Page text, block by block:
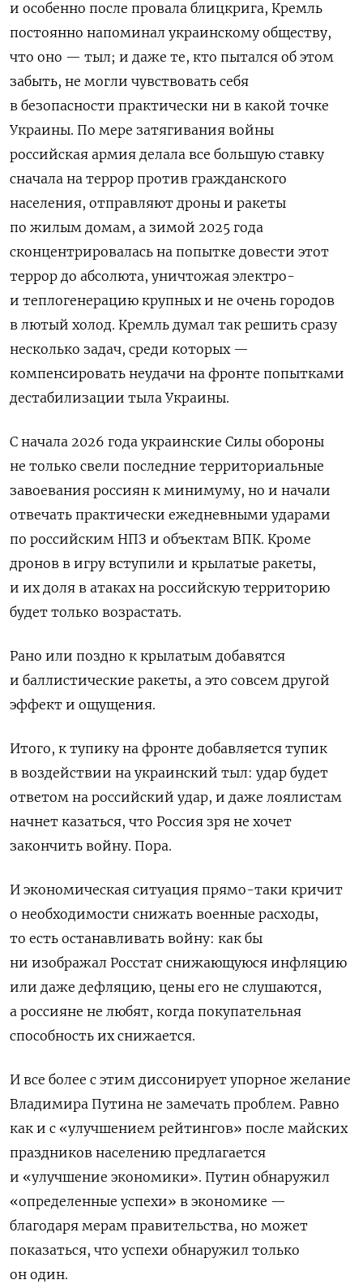
и особенно после провала блицкрига, Кремль
постоянно напоминал украинскому обществу,
что оно — тыл; и даже те, кто пытался об этом
забыть, не могли чувствовать себя
в безопасности практически ни в какой точке
Украины. По мере затягивания войны
российская армия делала все большую ставку
сначала на террор против гражданского
населения, отправляют дроны и ракеты
по жилым домам, а зимой 2025 года
сконцентрировалась на попытке довести этот
террор до абсолюта, уничтожая электро-
и теплогенерацию крупных и не очень городов
в лютый холод. Кремль думал так решить сразу
несколько задач, среди которых —
компенсировать неудачи на фронте попытками
дестабилизации тыла Украины.
С начала 2026 года украинские Силы обороны
не только свели последние территориальные
завоевания россиян к минимуму, но и начали
отвечать практически ежедневными ударами
по российским НПЗ и объектам ВПК. Кроме
дронов в игру вступили и крылатые ракеты,
и их доля в атаках на российскую территорию
будет только возрастать.
Рано или поздно к крылатым добавятся
и баллистические ракеты, а это совсем другой
эффект и ощущения.
Итого, к тупику на фронте добавляется тупик
в воздействии на украинский тыл: удар будет
ответом на российский удар, и даже лоялистам
начнет казаться, что Россия зря не хочет
закончить войну. Пора.
И экономическая ситуация прямо-таки кричит
о необходимости снижать военные расходы,
то есть останавливать войну: как бы
ни изображал Росстат снижающуюся инфляцию
или даже дефляцию, цены его не слушаются,
а россияне не любят, когда покупательная
способность их снижается.
И все более с этим диссонирует упорное желание
Владимира Путина не замечать проблем. Равно
как и с «улучшением рейтингов» после майских
праздников населению предлагается
и «улучшение экономики». Путин обнаружил
«определенные успехи» в экономике —
благодаря мерам правительства, но может
показаться, что успехи обнаружил только
он один.